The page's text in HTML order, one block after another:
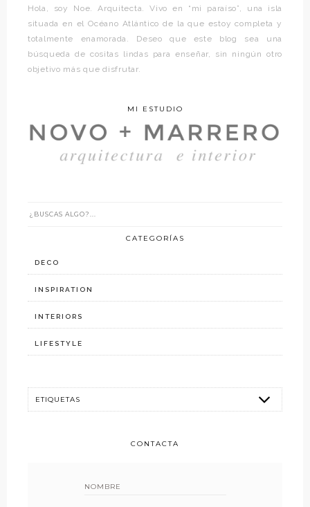
Hola, soy Noe. Arquitecta. Vivo en “mi paraíso”, una isla
situada en el Océano Atlántico de la que estoy completa y
totalmente enamorada. Deseo que este blog sea una
búsqueda de cositas lindas para enseñar, sin ningún otro
objetivo más que disfrutar.
MI ESTUDIO
CATEGORÍAS
DECO
INSPIRATION
INTERIORS
LIFESTYLE
CONTACTA